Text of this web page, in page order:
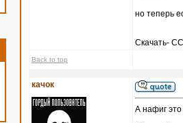
но теперь
Скачать-
Back to top
качок
А нафиг